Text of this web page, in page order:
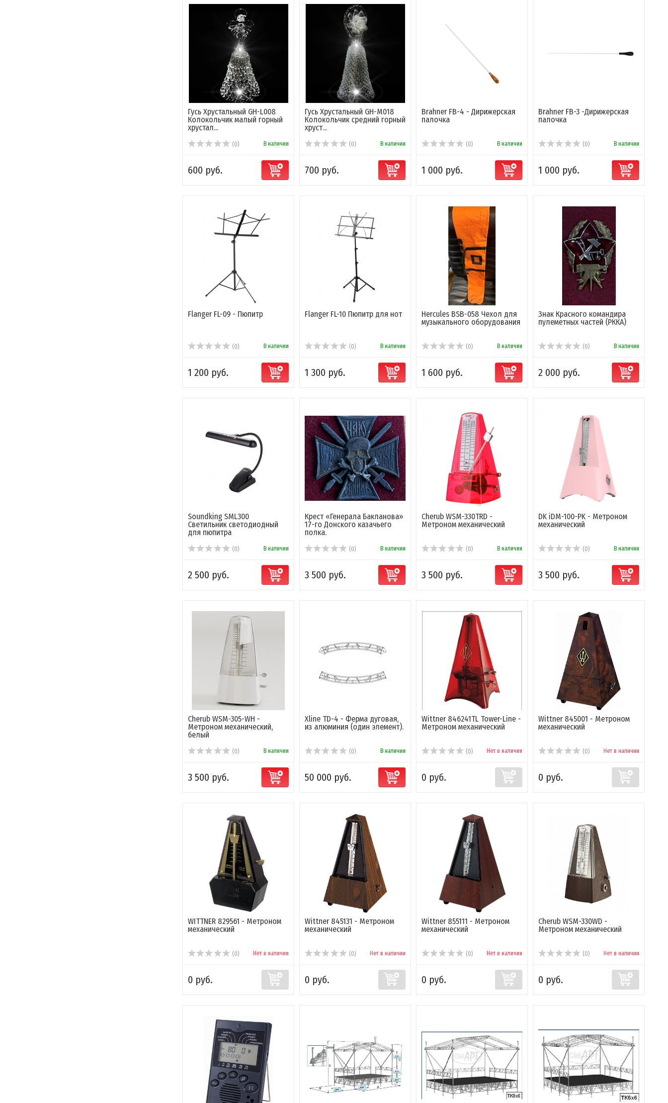
Гусь Хрустальный GH-L008
Колокольчик малый горный
хрустал...
(0) В наличии
600 руб.
Гусь Хрустальный GH-M018
Колокольчик средний горный
хруст...
(0) В наличии
700 руб.
Brahner FB-4 - Дирижерская
палочка
(0) В наличии
1 000 руб.
Brahner FB-3 -Дирижерская
палочка
(0) В наличии
1 000 руб.
Flanger FL-09 - Пюпитр
(0) В наличии
1 200 руб.
Flanger FL-10 Пюпитр для нот
(0) В наличии
1 300 руб.
Hercules BSB-058 Чехол для
музыкального оборудования
(0) В наличии
1 600 руб.
Знак Красного командира
пулеметных частей (РККА)
(0) В наличии
2 000 руб.
Soundking SML300
Светильник светодиодный
для пюпитра
(0) В наличии
2 500 руб.
Крест «Генерала Бакланова»
17-го Донского казачьего
полка.
(0) В наличии
3 500 руб.
Cherub WSM-330TRD -
Метроном механический
(0) В наличии
3 500 руб.
DK iDM-100-PK - Метроном
механический
(0) В наличии
3 500 руб.
Cherub WSM-305-WH -
Метроном механический,
белый
(0) В наличии
3 500 руб.
Xline TD-4 - Ферма дуговая,
из алюминия (один элемент).
(0) В наличии
50 000 руб.
Wittner 846241TL Tower-Line -
Метроном механический
(0) Нет в наличии
0 руб.
Wittner 845001 - Метроном
механический
(0) Нет в наличии
0 руб.
WITTNER 829561 - Метроном
механический
(0) Нет в наличии
0 руб.
Wittner 845131 - Метроном
механический
(0) Нет в наличии
0 руб.
Wittner 855111 - Метроном
механический
(0) Нет в наличии
0 руб.
Cherub WSM-330WD -
Метроном механический
(0) Нет в наличии
0 руб.